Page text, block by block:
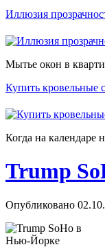
Иллюзия
Мытье окон в
Купить кровельные
Когда на календаре
Trump
Опубликовано